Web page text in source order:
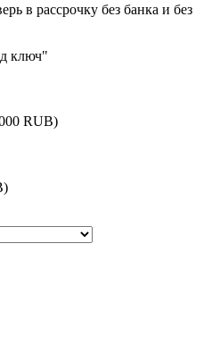
в рассрочку без банка и без
ключ"
RUB)
)